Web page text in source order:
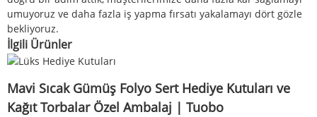
umuyoruz ve daha fazla iş yapma fırsatı yakalamayı dört gözle
bekliyoruz.
İlgili Ürünler
Mavi Sıcak Gümüş Folyo Sert Hediye Kutuları ve
Kağıt Torbalar Özel Ambalaj | Tuobo